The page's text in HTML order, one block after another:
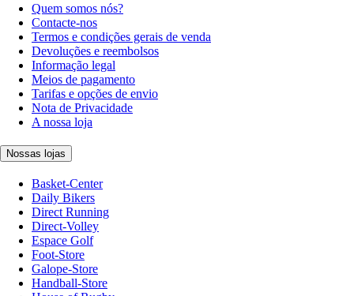
Quem somos nós?
Contacte-nos
Termos e condições gerais de venda
Devoluções e reembolsos
Informação legal
Meios de pagamento
Tarifas e opções de envio
Nota de Privacidade
A nossa loja
Nossas lojas
Basket-Center
Daily Bikers
Direct Running
Direct-Volley
Espace Golf
Foot-Store
Galope-Store
Handball-Store